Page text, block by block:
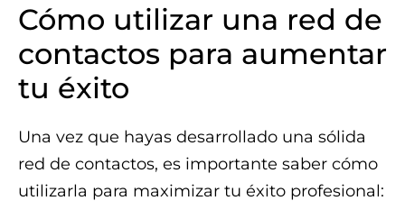
Cómo utilizar una red de
contactos para aumentar
tu éxito
Una vez que hayas desarrollado una sólida
red de contactos, es importante saber cómo
utilizarla para maximizar tu éxito profesional: